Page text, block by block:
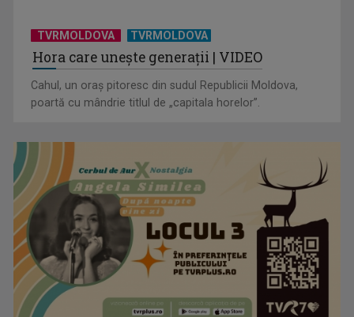
Hora care unește generații | VIDEO
Cahul, un oraș pitoresc din sudul Republicii Moldova,
poartă cu mândrie titlul de „capitala horelor”.